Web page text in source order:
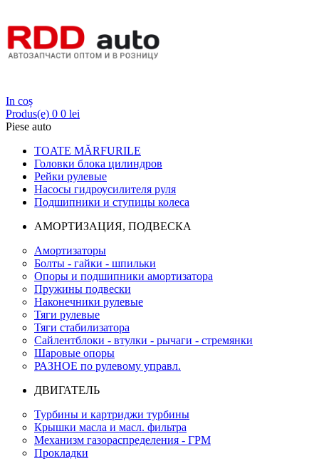
In coș
Produs(e) 0 0 lei
Piese auto
TOATE MĂRFURILE
Головки блока цилиндров
Рейки рулевые
Насосы гидроусилителя руля
Подшипники и ступицы колеса
АМОРТИЗАЦИЯ, ПОДВЕСКА
Амортизаторы
Болты - гайки - шпильки
Опоры и подшипники амортизатора
Пружины подвески
Наконечники рулевые
Тяги рулевые
Тяги стабилизатора
Сайлентблоки - втулки - рычаги - стремянки
Шаровые опоры
РАЗНОЕ по рулевому управл.
ДВИГАТЕЛЬ
Турбины и картриджи турбины
Крышки масла и масл. фильтра
Механизм газораспределения - ГРМ
Прокладки